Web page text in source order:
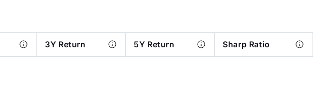
3Y Return 5Y Return Sharp Ratio